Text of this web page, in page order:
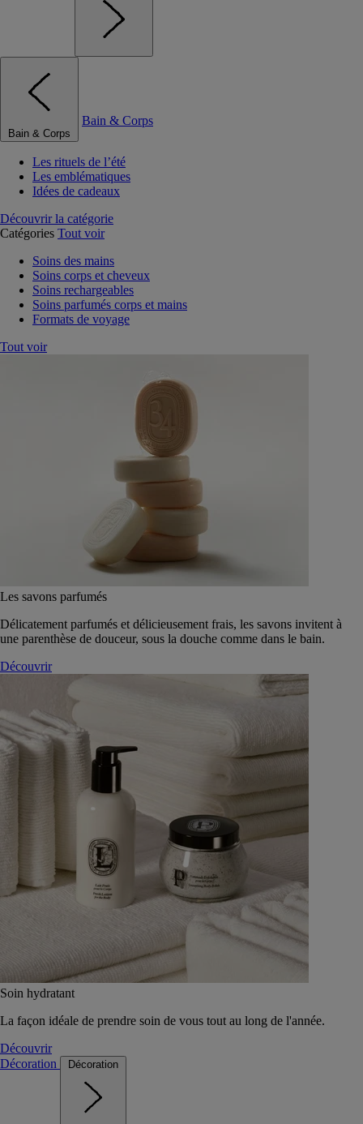
Bain & Corps
Bain & Corps
Les rituels de l’été
Les emblématiques
Idées de cadeaux
Découvrir la catégorie
Catégories Tout voir
Soins des mains
Soins corps et cheveux
Soins rechargeables
Soins parfumés corps et mains
Formats de voyage
Tout voir
Les savons parfumés
Délicatement parfumés et délicieusement frais, les savons invitent à
une parenthèse de douceur, sous la douche comme dans le bain.
Découvrir
Soin hydratant
La façon idéale de prendre soin de vous tout au long de l'année.
Découvrir
Décoration
Décoration